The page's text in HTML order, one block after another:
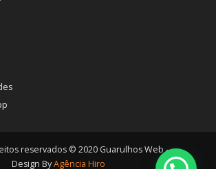
reservados © 2020 Guarulhos Web -
Design ByAgência Hiro